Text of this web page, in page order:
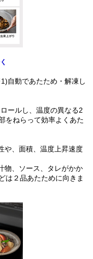
く
自動であたため・解凍し
ールし、温度の異なる2
をねらって効率よくあた
や、面積、温度上昇速度
物、ソース、タレがかか
は２品あたために向きま